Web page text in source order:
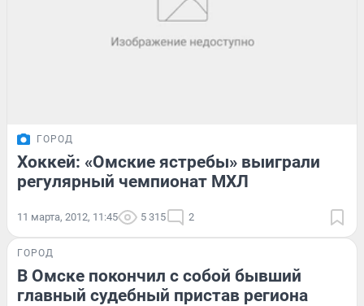
ГОРОД
Хоккей: «Омские ястребы» выиграли
регулярный чемпионат МХЛ
11 марта, 2012, 11:45 5 315 2
ГОРОД
В Омске покончил с собой бывший
главный судебный пристав региона